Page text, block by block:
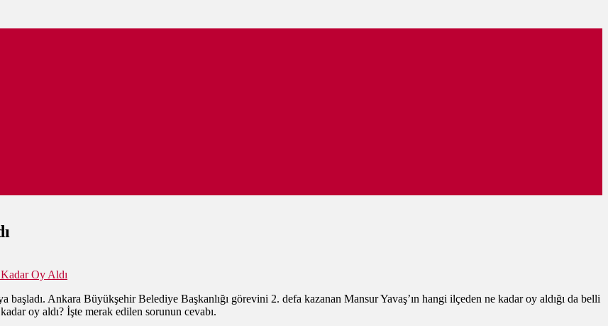
Oy Aldı
Ankara Büyükşehir Belediye Başkanlığı görevini 2. defa kazanan Mansur Yavaş’ın hangi ilçeden ne kadar oy aldığı da belli
oy aldı? İşte merak edilen sorunun cevabı.